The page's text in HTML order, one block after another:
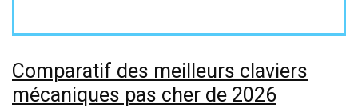
Comparatif des meilleurs claviers
mécaniques pas cher de 2026